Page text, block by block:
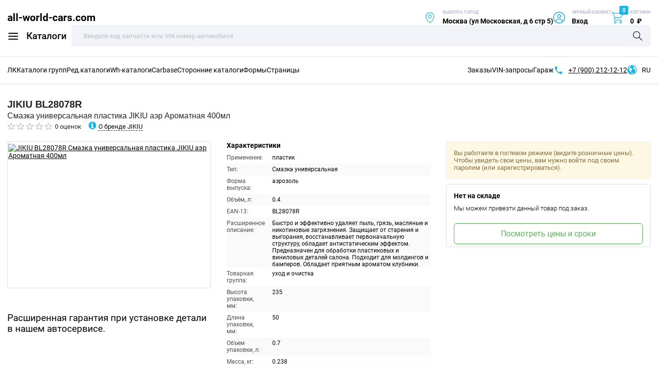
all-world-cars.com
Каталоги
ВЫБРАТЬ ГОРОД
Москва (ул Московская, д 6 стр 5)
ЛИЧНЫЙ КАБИНЕТ
Вход
0 КОРЗИНА
0 ₽
ЛККаталоги группРед.каталогиWh-каталогиCarbaseСторонние каталогиФормыСтраницы ЗаказыVIN-запросыГараж +7 (900) 212-12-12 RU
JIKIU BL28078R
Смазка универсальная пластика JIKIU аэр Ароматная 400мл
0 оценок О бренде JIKIU
Расширенная гарантия при установке детали
в нашем автосервисе.
Характеристики
Применение:
пластик
Тип:
Смазка универсальная
Форма
выпуска:
аэрозоль
Объём, л:
0.4
EAN-13:
BL28078R
Расширенное
описание:
Быстро и эффективно удаляет пыль, грязь, масляные и
никотиновые загрязнения. Защищает от старения и
выгорания, восстанавливает первоначальную
структуру, обладает антистатическим эффектом.
Предназначен для обработки пластиковых и
виниловых деталей салона. Подходит для молдингов и
бамперов. Обладает приятным ароматом клубники.
Товарная
группа:
уход и очистка
Высота
упаковки,
мм:
235
Длина
упаковки,
мм:
50
Объем
упаковки, л:
0.7
Масса, кг:
0.238
Вы работаете в гостевом режиме (видите розничные цены).
Чтобы увидеть свои цены, вам нужно войти под своим
паролем (или зарегистрироваться).
Нет на складе
Мы можем привезти данный товар под заказ.
Посмотреть цены и сроки